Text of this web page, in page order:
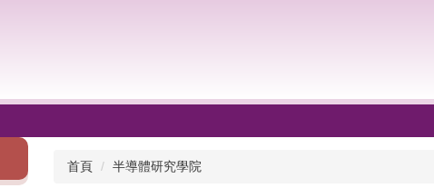
首頁 半導體研究學院